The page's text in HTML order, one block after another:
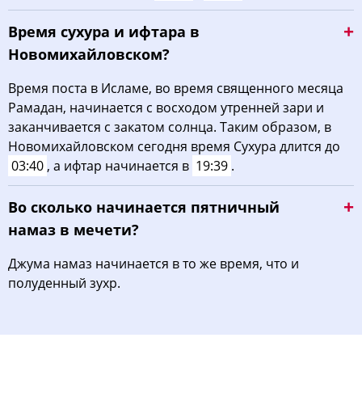
Время сухура и ифтара в
Новомихайловском?
Время поста в Исламе, во время священного месяца
Рамадан, начинается с восходом утренней зари и
заканчивается с закатом солнца. Таким образом, в
Новомихайловском сегодня время Сухура длится до
03:40 , а ифтар начинается в 19:39 .
Во сколько начинается пятничный
намаз в мечети?
Джума намаз начинается в то же время, что и
полуденный зухр.